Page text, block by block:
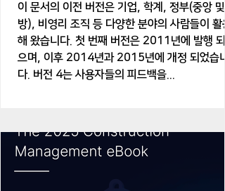
이 문서의 이전 버전은 기업, 학계, 정부(중앙 및
방), 비영리 조직 등 다양한 분야의 사람들이 활용
해 왔습니다. 첫 번째 버전은 2011년에 발행 되
으며, 이후 2014년과 2015년에 개정 되었습니
다. 버전 4는 사용자들의 피드백을...